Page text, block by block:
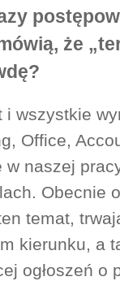
że
i wszystkie
Office,
naszej
Obecnie
temat,
kierunku, a
ogłoszeń o